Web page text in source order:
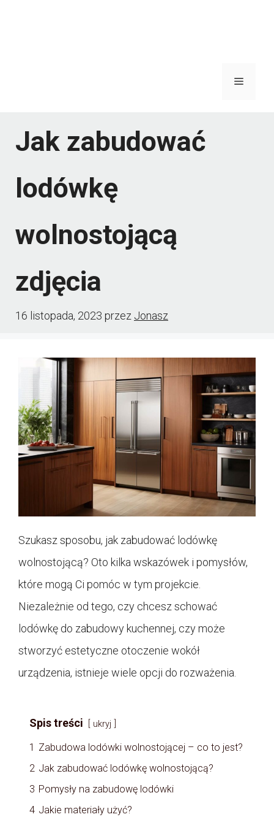
Menu
Jak zabudować
lodówkę
wolnostojącą
zdjęcia
16 listopada, 2023 przez Jonasz
Szukasz sposobu, jak zabudować lodówkę
wolnostojącą? Oto kilka wskazówek i pomysłów,
które mogą Ci pomóc w tym projekcie.
Niezależnie od tego, czy chcesz schować
lodówkę do zabudowy kuchennej, czy może
stworzyć estetyczne otoczenie wokół
urządzenia, istnieje wiele opcji do rozważenia.
Spis treści ukryj
1 Zabudowa lodówki wolnostojącej – co to jest?
2 Jak zabudować lodówkę wolnostojącą?
3 Pomysły na zabudowę lodówki
4 Jakie materiały użyć?